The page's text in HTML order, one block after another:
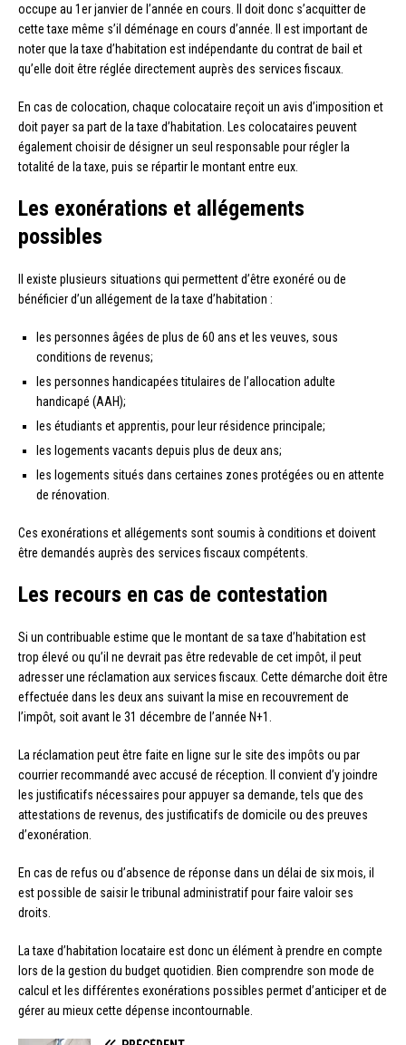
occupe au 1er janvier de l’année en cours. Il doit donc s’acquitter de
cette taxe même s’il déménage en cours d’année. Il est important de
noter que la taxe d’habitation est indépendante du contrat de bail et
qu’elle doit être réglée directement auprès des services fiscaux.
En cas de colocation, chaque colocataire reçoit un avis d’imposition et
doit payer sa part de la taxe d’habitation. Les colocataires peuvent
également choisir de désigner un seul responsable pour régler la
totalité de la taxe, puis se répartir le montant entre eux.
Les exonérations et allégements
possibles
Il existe plusieurs situations qui permettent d’être exonéré ou de
bénéficier d’un allégement de la taxe d’habitation :
les personnes âgées de plus de 60 ans et les veuves, sous
conditions de revenus;
les personnes handicapées titulaires de l’allocation adulte
handicapé (AAH);
les étudiants et apprentis, pour leur résidence principale;
les logements vacants depuis plus de deux ans;
les logements situés dans certaines zones protégées ou en attente
de rénovation.
Ces exonérations et allégements sont soumis à conditions et doivent
être demandés auprès des services fiscaux compétents.
Les recours en cas de contestation
Si un contribuable estime que le montant de sa taxe d’habitation est
trop élevé ou qu’il ne devrait pas être redevable de cet impôt, il peut
adresser une réclamation aux services fiscaux. Cette démarche doit être
effectuée dans les deux ans suivant la mise en recouvrement de
l’impôt, soit avant le 31 décembre de l’année N+1.
La réclamation peut être faite en ligne sur le site des impôts ou par
courrier recommandé avec accusé de réception. Il convient d’y joindre
les justificatifs nécessaires pour appuyer sa demande, tels que des
attestations de revenus, des justificatifs de domicile ou des preuves
d’exonération.
En cas de refus ou d’absence de réponse dans un délai de six mois, il
est possible de saisir le tribunal administratif pour faire valoir ses
droits.
La taxe d’habitation locataire est donc un élément à prendre en compte
lors de la gestion du budget quotidien. Bien comprendre son mode de
calcul et les différentes exonérations possibles permet d’anticiper et de
gérer au mieux cette dépense incontournable.